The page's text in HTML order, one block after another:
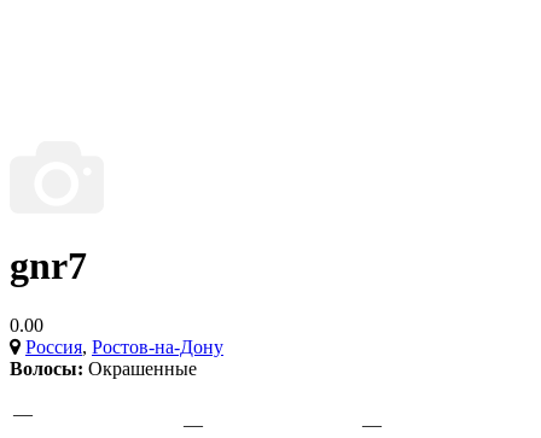
gnr7
0.00
Россия, Ростов-на-Дону
Волосы: Окрашенные
—
—
—